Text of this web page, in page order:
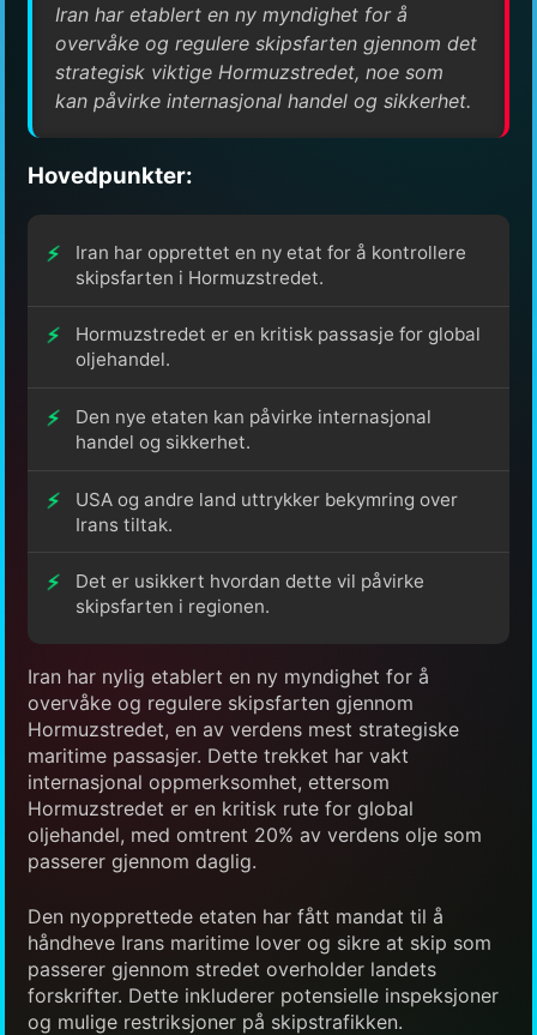
Iran har etablert en ny myndighet for å
overvåke og regulere skipsfarten gjennom det
strategisk viktige Hormuzstredet, noe som
kan påvirke internasjonal handel og sikkerhet.
Hovedpunkter:
Iran har opprettet en ny etat for å kontrollere
skipsfarten i Hormuzstredet.
Hormuzstredet er en kritisk passasje for global
oljehandel.
Den nye etaten kan påvirke internasjonal
handel og sikkerhet.
USA og andre land uttrykker bekymring over
Irans tiltak.
Det er usikkert hvordan dette vil påvirke
skipsfarten i regionen.
Iran har nylig etablert en ny myndighet for å
overvåke og regulere skipsfarten gjennom
Hormuzstredet, en av verdens mest strategiske
maritime passasjer. Dette trekket har vakt
internasjonal oppmerksomhet, ettersom
Hormuzstredet er en kritisk rute for global
oljehandel, med omtrent 20% av verdens olje som
passerer gjennom daglig.
Den nyopprettede etaten har fått mandat til å
håndheve Irans maritime lover og sikre at skip som
passerer gjennom stredet overholder landets
forskrifter. Dette inkluderer potensielle inspeksjoner
og mulige restriksjoner på skipstrafikken.